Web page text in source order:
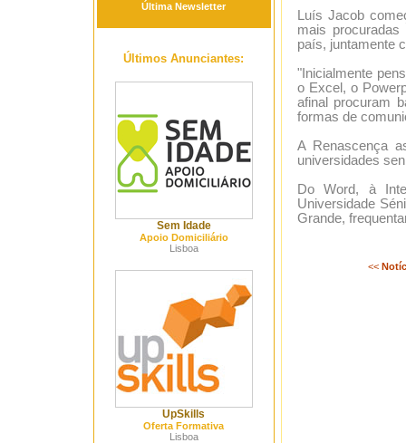
Última Newsletter
Últimos Anunciantes:
Sem Idade
Apoio Domiciliário
Lisboa
UpSkills
Oferta Formativa
Lisboa
Luís Jacob
mais
país, juntamente
"Inicialmente
o Excel, o
afinal procuram
formas de
A Renascença
universidades
Do Word, à
Universidade
Grande,
<<